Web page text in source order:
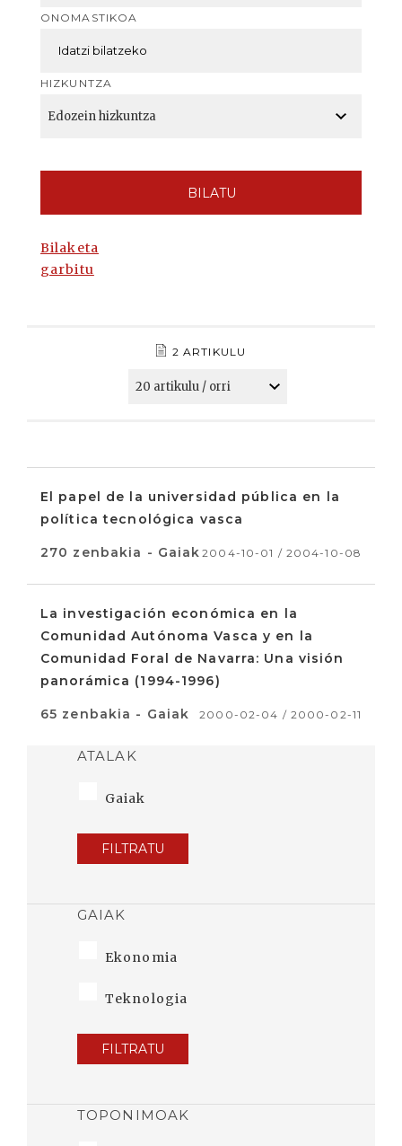
ONOMASTIKOA
HIZKUNTZA
BILATU
Bilaketa
garbitu
2 ARTIKULU
El papel de la universidad pública en la
política tecnológica vasca
270 zenbakia - Gaiak 2004-10-01 / 2004-10-08
La investigación económica en la
Comunidad Autónoma Vasca y en la
Comunidad Foral de Navarra: Una visión
panorámica (1994-1996)
65 zenbakia - Gaiak 2000-02-04 / 2000-02-11
ATALAK
Gaiak
FILTRATU
GAIAK
Ekonomia
Teknologia
FILTRATU
TOPONIMOAK